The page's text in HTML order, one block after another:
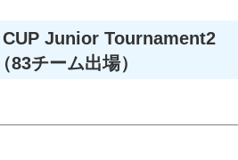
CUP Junior Tournament2
83チーム出場）